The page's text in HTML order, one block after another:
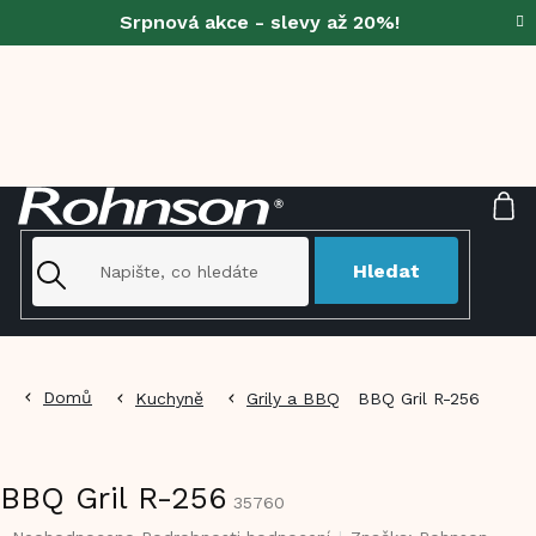
Srpnová akce - slevy až 20%!
Hledat
Domů Kuchyně Grily a BBQ BBQ Gril R-256
BBQ Gril R-256 35760